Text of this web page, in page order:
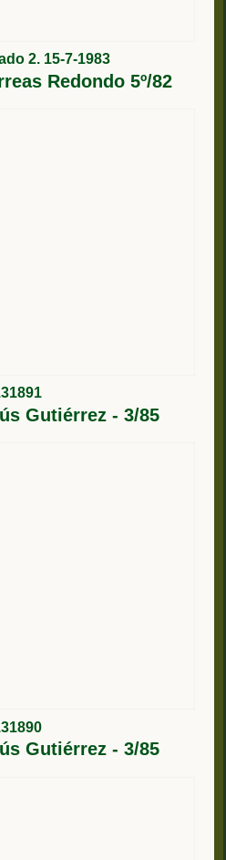
2. 15-7-1983
Redondo 5º/82
Gutiérrez - 3/85
Gutiérrez - 3/85